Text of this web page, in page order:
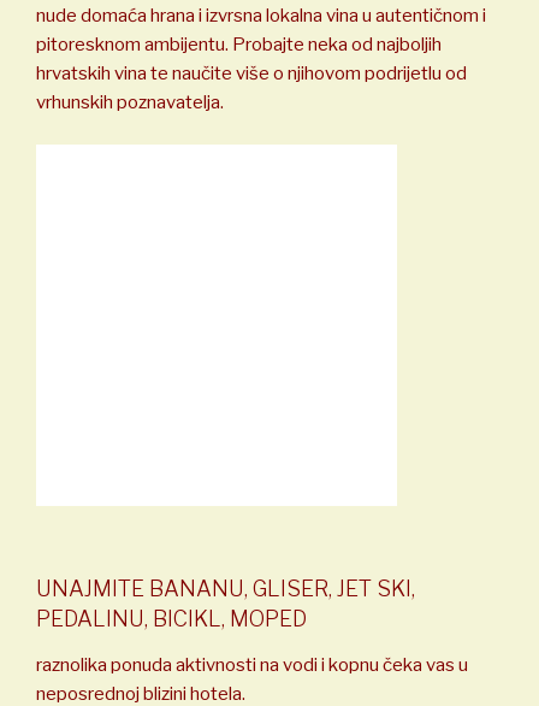
nude domaća hrana i izvrsna lokalna vina u autentičnom i
pitoresknom ambijentu. Probajte neka od najboljih
hrvatskih vina te naučite više o njihovom podrijetlu od
vrhunskih poznavatelja.
UNAJMITE BANANU, GLISER, JET SKI,
PEDALINU, BICIKL, MOPED
raznolika ponuda aktivnosti na vodi i kopnu čeka vas u
neposrednoj blizini hotela.